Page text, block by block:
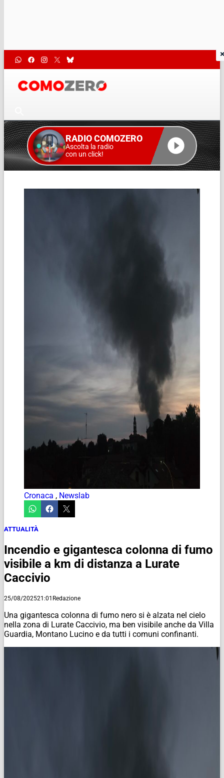
RADIO COMOZERO
Ascolta la radio
con un click!
Cronaca , Newslab
ATTUALITÀ
Incendio e gigantesca colonna di fumo
visibile a km di distanza a Lurate
Caccivio
25/08/202521:01 Redazione
Una gigantesca colonna di fumo nero si è alzata nel cielo
nella zona di Lurate Caccivio, ma ben visibile anche da Villa
Guardia, Montano Lucino e da tutti i comuni confinanti.